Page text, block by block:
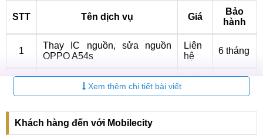
STT Tên dịch vụ Giá
Bảo
hành
1
Thay IC nguồn, sửa nguồn
OPPO A54s
Liên
hệ
6 tháng
Thay main OPPO A54s
Liên
Vì sao nên sửa nguồn điện thoại OPPO
A54s?
Xem thêm chi tiết bài viết
Khách hàng đến với Mobilecity